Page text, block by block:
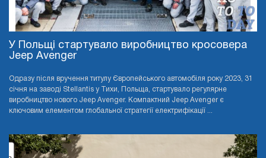
У Польщі стартувало виробництво кросовера
Jeep Avenger
Одразу після вручення титулу Європейського автомобіля року 2023, 31
січня на заводі Stellantis у Тихи, Польща, стартувало регулярне
виробництво нового Jeep Avenger. Компактний Jeep Avenger є
ключовим елементом глобальної стратегії електрифікації ...